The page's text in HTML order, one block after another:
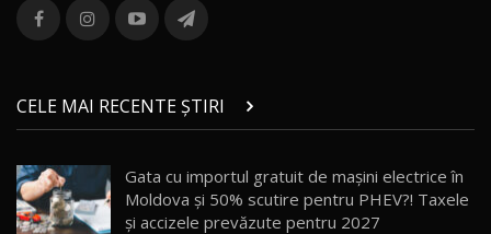
13
combină aventura cu luxul / AutoBlog.MD
36:08
chinez care face lumea să se întoarcă după el
/ AutoBlog.MD
17:27
15 14:37
CELE MAI RECENTE ȘTIRI
Gata cu importul gratuit de mașini electrice în
Moldova și 50% scutire pentru PHEV?! Taxele
și accizele prevăzute pentru 2027